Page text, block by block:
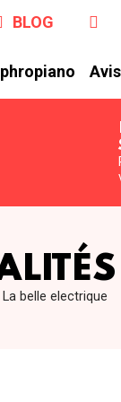
BLOG
Avis
La belle electrique